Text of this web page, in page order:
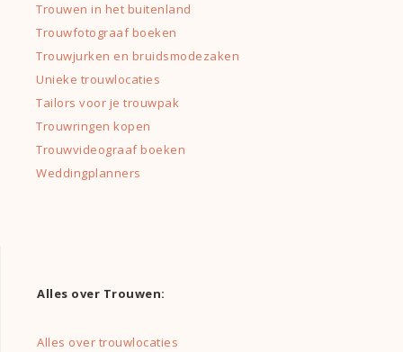
Trouwen in het buitenland
Trouwfotograaf boeken
Trouwjurken en bruidsmodezaken
Unieke trouwlocaties
Tailors voor je trouwpak
Trouwringen kopen
Trouwvideograaf boeken
Weddingplanners
Alles over Trouwen:
Alles over trouwlocaties